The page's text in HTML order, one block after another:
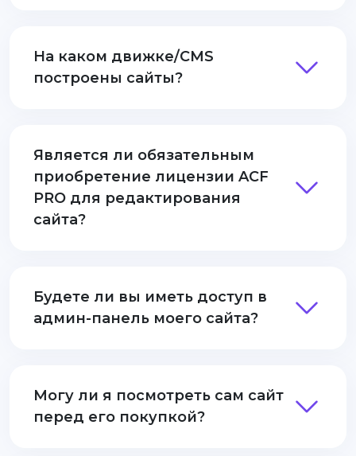
На каком движке/CMS
построены сайты?
Является ли обязательным
приобретение лицензии ACF
PRO для редактирования
сайта?
Будете ли вы иметь доступ в
админ-панель моего сайта?
Могу ли я посмотреть сам сайт
перед его покупкой?